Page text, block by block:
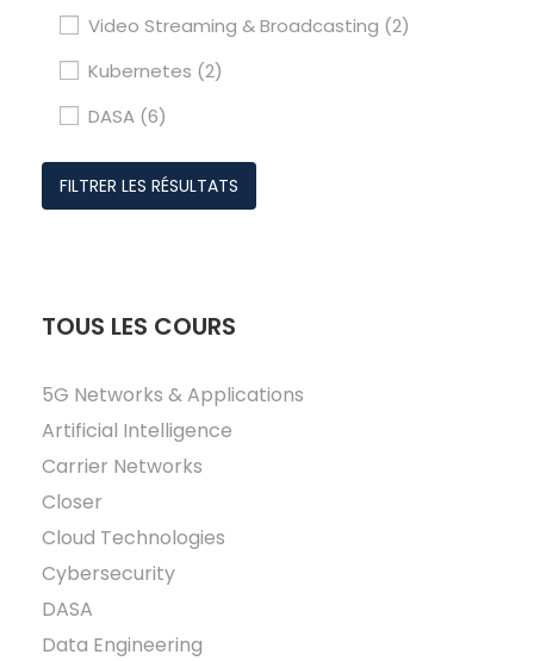
Video Streaming & Broadcasting (2)
Kubernetes (2)
DASA (6)
FILTRER LES RÉSULTATS
TOUS LES COURS
5G Networks & Applications
Artificial Intelligence
Carrier Networks
Closer
Cloud Technologies
Cybersecurity
DASA
Data Engineering